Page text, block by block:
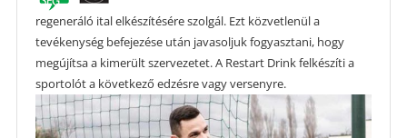
regeneráló ital elkészítésére szolgál. Ezt közvetlenül a
tevékenység befejezése után javasoljuk fogyasztani, hogy
megújítsa a kimerült szervezetet. A Restart Drink felkészíti a
sportolót a következő edzésre vagy versenyre.